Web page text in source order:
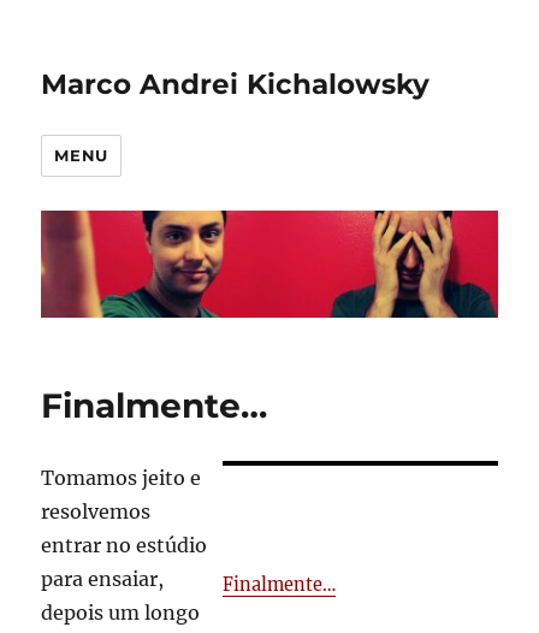
Marco Andrei Kichalowsky
MENU
Finalmente…
Finalmente…
Tomamos jeito e
resolvemos
entrar no estúdio
para ensaiar,
depois um longo